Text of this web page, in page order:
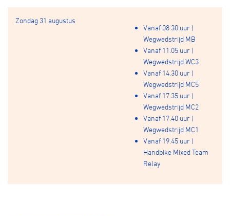
Zondag 31 augustus
Vanaf 08.30 uur |
Wegwedstrijd MB
Vanaf 11.05 uur |
Wegwedstrijd WC3
Vanaf 14.30 uur |
Wegwedstrijd MC5
Vanaf 17.35 uur |
Wegwedstrijd MC2
Vanaf 17.40 uur |
Wegwedstrijd MC1
Vanaf 19.45 uur |
Handbike Mixed Team
Relay